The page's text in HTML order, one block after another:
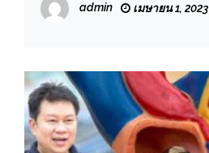
admin เมษายน 1, 2023